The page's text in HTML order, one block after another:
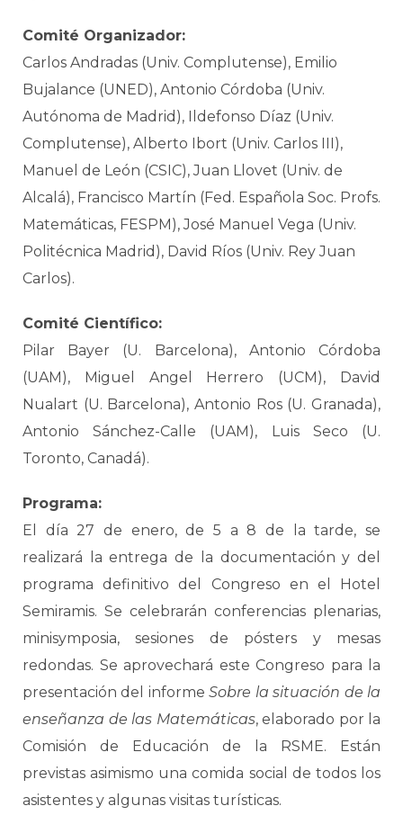
Comité Organizador:
Carlos Andradas (Univ. Complutense), Emilio
Bujalance (UNED), Antonio Córdoba (Univ.
Autónoma de Madrid), Ildefonso Díaz (Univ.
Complutense), Alberto Ibort (Univ. Carlos III),
Manuel de León (CSIC), Juan Llovet (Univ. de
Alcalá), Francisco Martín (Fed. Española Soc. Profs.
Matemáticas, FESPM), José Manuel Vega (Univ.
Politécnica Madrid), David Ríos (Univ. Rey Juan
Carlos).
Comité Científico:
Pilar Bayer (U. Barcelona), Antonio Córdoba
(UAM), Miguel Angel Herrero (UCM), David
Nualart (U. Barcelona), Antonio Ros (U. Granada),
Antonio Sánchez-Calle (UAM), Luis Seco (U.
Toronto, Canadá).
Programa:
El día 27 de enero, de 5 a 8 de la tarde, se
realizará la entrega de la documentación y del
programa definitivo del Congreso en el Hotel
Semiramis. Se celebrarán conferencias plenarias,
minisymposia, sesiones de pósters y mesas
redondas. Se aprovechará este Congreso para la
presentación del informeSobre la situación de la
enseñanza de las Matemáticas, elaborado por la
Comisión de Educación de la RSME. Están
previstas asimismo una comida social de todos los
asistentes y algunas visitas turísticas.